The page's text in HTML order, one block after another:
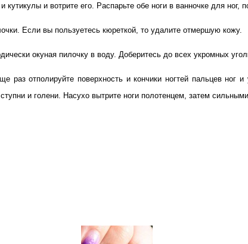
и вотрите его. Распарьте обе ноги в ванночке для ног,
Если вы пользуетесь кюреткой, то удалите отмершую кожу.
окуная пилочку в воду. Доберитесь до всех укромных
отполируйте поверхность и кончики ногтей пальцев ног и
и голени. Насухо вытрите ноги полотенцем, затем